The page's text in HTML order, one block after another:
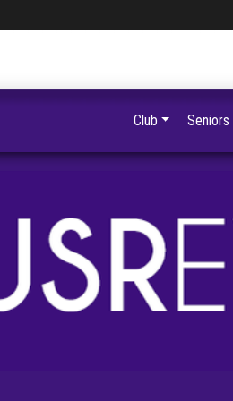
Club Seniors